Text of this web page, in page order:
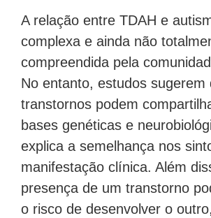
A relação entre TDAH e
complexa e ainda não
compreendida pela
No entanto, estudos sugerem
transtornos podem
bases genéticas e
explica a semelhança nos
manifestação clínica. Além
presença de um transtorno
o risco de desenvolver o